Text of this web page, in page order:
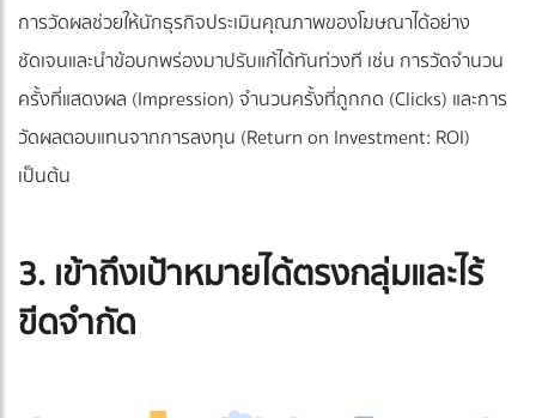
การวัดผลช่วยให้นักธุรกิจประเมินคุณภาพของโฆษณาได้อย่าง
ชัดเจนและนำข้อบกพร่องมาปรับแก้ได้ทันท่วงที เช่น การวัดจำนวน
ครั้งที่แสดงผล (Impression) จำนวนครั้งที่ถูกกด (Clicks) และการ
วัดผลตอบแทนจากการลงทุน (Return on Investment: ROI)
เป็นต้น
3. เข้าถึงเป้าหมายได้ตรงกลุ่มและไร้
ขีดจำกัด